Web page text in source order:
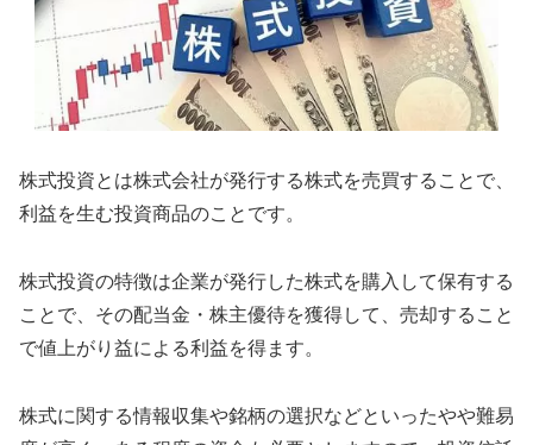
株式投資とは株式会社が発行する株式を売買することで、
利益を生む投資商品のことです。
株式投資の特徴は企業が発行した株式を購入して保有する
ことで、その配当金・株主優待を獲得して、売却すること
で値上がり益による利益を得ます。
株式に関する情報収集や銘柄の選択などといったやや難易